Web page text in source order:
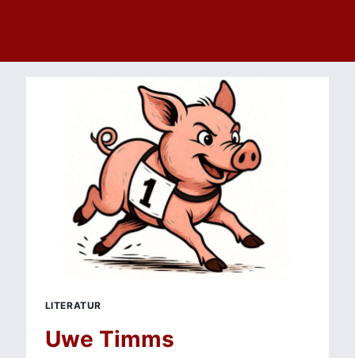
LITERATUR
Uwe Timms